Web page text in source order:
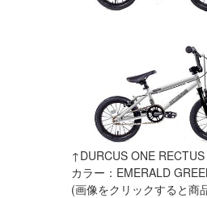
↑DURCUS ONE
カラー：EMERALD
(画像をクリックすると商